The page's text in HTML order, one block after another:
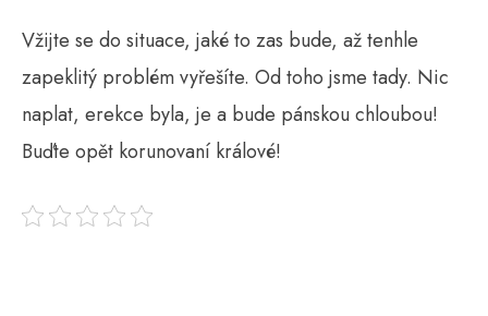
Vžijte se do situace, jaké to zas bude, až tenhle
zapeklitý problém vyřešíte. Od toho jsme tady. Nic
naplat, erekce byla, je a bude pánskou chloubou!
Buďte opět korunovaní králové!